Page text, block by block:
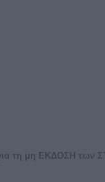
τη μη ΕΚΔΟΣΗ των